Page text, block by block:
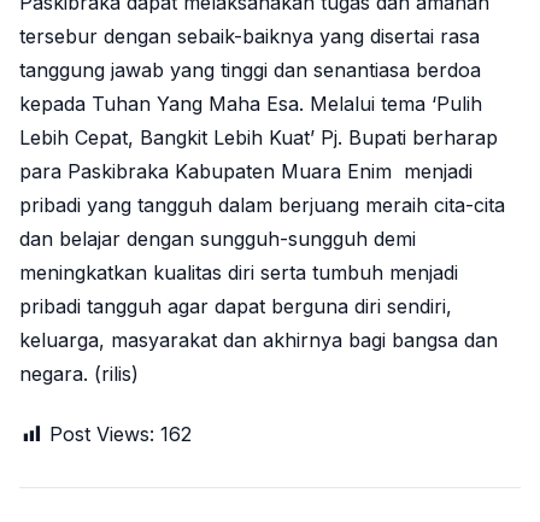
tersebur dengan sebaik-baiknya yang disertai rasa
tanggung jawab yang tinggi dan senantiasa berdoa
kepada Tuhan Yang Maha Esa. Melalui tema ‘Pulih
Lebih Cepat, Bangkit Lebih Kuat’ Pj. Bupati berharap
para Paskibraka Kabupaten Muara Enim menjadi
pribadi yang tangguh dalam berjuang meraih cita-cita
dan belajar dengan sungguh-sungguh demi
meningkatkan kualitas diri serta tumbuh menjadi
pribadi tangguh agar dapat berguna diri sendiri,
keluarga, masyarakat dan akhirnya bagi bangsa dan
negara. (rilis)
Post Views: 162